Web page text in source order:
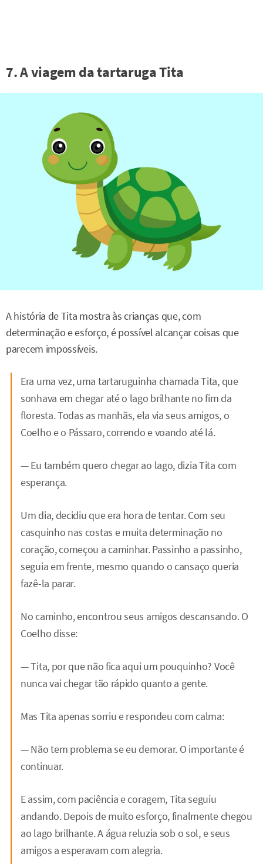
7. A viagem da tartaruga Tita
A história de Tita mostra às crianças que, com
determinação e esforço, é possível alcançar coisas que
parecem impossíveis.
Era uma vez, uma tartaruguinha chamada Tita, que
sonhava em chegar até o lago brilhante no fim da
floresta. Todas as manhãs, ela via seus amigos, o
Coelho e o Pássaro, correndo e voando até lá.
— Eu também quero chegar ao lago, dizia Tita com
esperança.
Um dia, decidiu que era hora de tentar. Com seu
casquinho nas costas e muita determinação no
coração, começou a caminhar. Passinho a passinho,
seguia em frente, mesmo quando o cansaço queria
fazê-la parar.
No caminho, encontrou seus amigos descansando. O
Coelho disse:
— Tita, por que não fica aqui um pouquinho? Você
nunca vai chegar tão rápido quanto a gente.
Mas Tita apenas sorriu e respondeu com calma:
— Não tem problema se eu demorar. O importante é
continuar.
E assim, com paciência e coragem, Tita seguiu
andando. Depois de muito esforço, finalmente chegou
ao lago brilhante. A água reluzia sob o sol, e seus
amigos a esperavam com alegria.